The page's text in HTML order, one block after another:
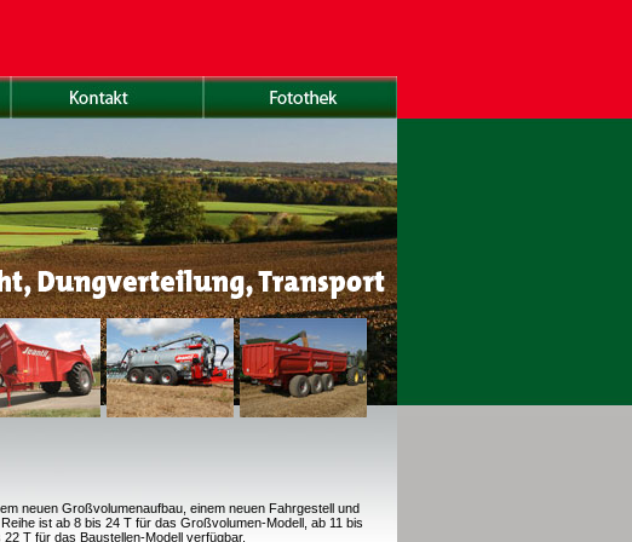
neuen Großvolumenaufbau, einem neuen Fahrgestell und
ist ab 8 bis 24 T für das Großvolumen-Modell, ab 11 bis
T für das Baustellen-Modell verfügbar.